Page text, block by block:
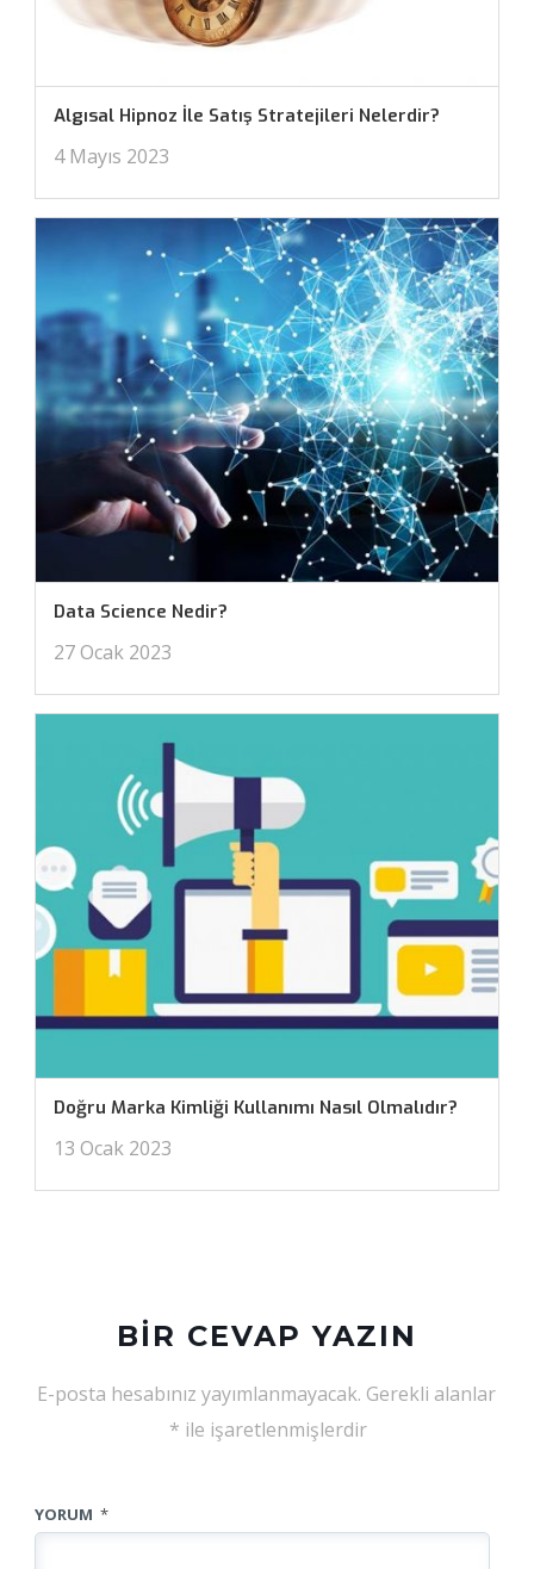
Algısal Hipnoz İle Satış Stratejileri Nelerdir?
4 Mayıs 2023
Data Science Nedir?
27 Ocak 2023
Doğru Marka Kimliği Kullanımı Nasıl Olmalıdır?
13 Ocak 2023
BIR CEVAP YAZIN
E-posta hesabınız yayımlanmayacak. Gerekli alanlar
* ile işaretlenmişlerdir
YORUM *